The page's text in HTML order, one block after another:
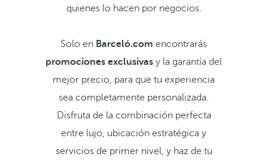
quienes lo hacen por negocios.
Solo en Barceló.com encontrarás
promociones exclusivas y la garantía del
mejor precio, para que tu experiencia
sea completamente personalizada.
Disfruta de la combinación perfecta
entre lujo, ubicación estratégica y
servicios de primer nivel, y haz de tu